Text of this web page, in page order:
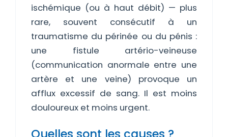
ischémique (ou à haut débit) — plus
rare, souvent consécutif à un
traumatisme du périnée ou du pénis :
une fistule artério-veineuse
(communication anormale entre une
artère et une veine) provoque un
afflux excessif de sang. Il est moins
douloureux et moins urgent.